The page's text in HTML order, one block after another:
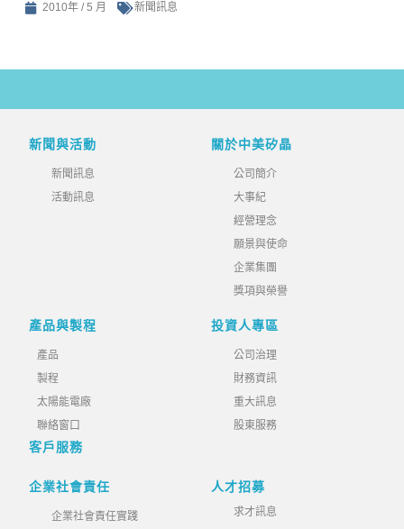
2010年 / 5 月 新聞訊息
新聞與活動
新聞訊息
活動訊息
關於中美矽晶
公司簡介
大事紀
經營理念
願景與使命
企業集團
獎項與榮譽
產品與製程
產品
製程
太陽能電廠
聯絡窗口
客戶服務
投資人專區
公司治理
財務資訊
重大訊息
股東服務
企業社會責任
企業社會責任實踐
人才招募
求才訊息